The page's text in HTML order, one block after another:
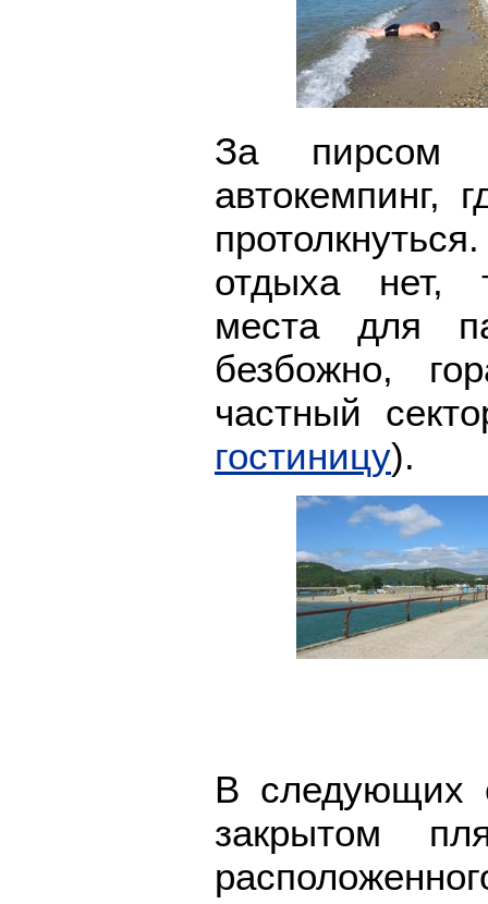
За пирсом
автокемпинг,
отдыха нет,
места для
безбожно,
частный
гостиницу).
В следующих
закрытом